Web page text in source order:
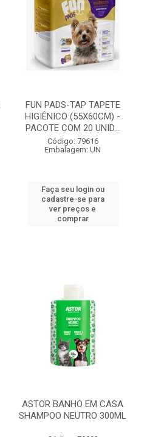
FUN PADS-TAP TAPETE
HIGIÊNICO (55X60CM) -
PACOTE COM 20 UNID...
Código: 79616
Embalagem: UN
Faça seu login ou
cadastre-se para
ver preços e
comprar
ASTOR BANHO EM CASA
SHAMPOO NEUTRO 300ML